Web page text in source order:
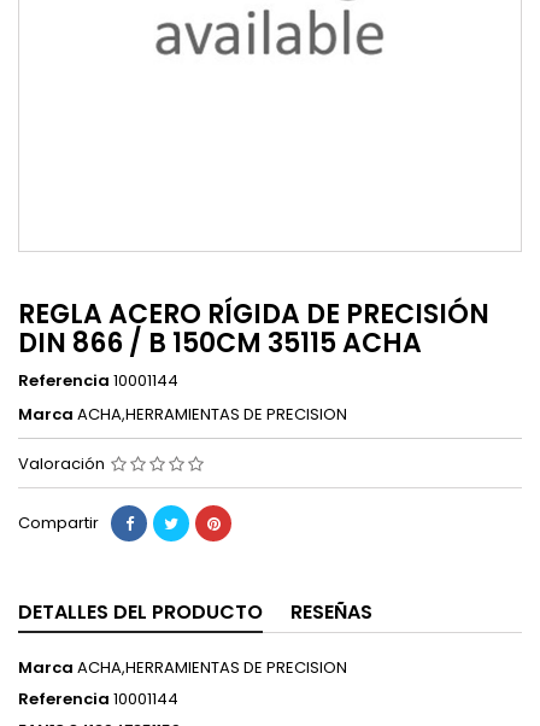
REGLA ACERO RÍGIDA DE PRECISIÓN
DIN 866 / B 150CM 35115 ACHA
Referencia 10001144
Marca ACHA,HERRAMIENTAS DE PRECISION
Valoración
Compartir
DETALLES DEL PRODUCTO RESEÑAS
Marca ACHA,HERRAMIENTAS DE PRECISION
Referencia 10001144